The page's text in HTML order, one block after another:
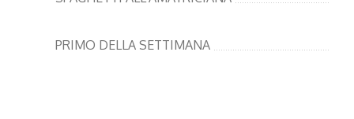
PRIMO DELLA SETTIMANA